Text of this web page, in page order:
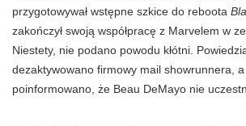
przygotowywał wstępne szkice do reboota
zakończył swoją współpracę z Marvelem w
Niestety, nie podano powodu kłótni.
dezaktywowano firmowy mail showrunnera, a
poinformowano, że Beau DeMayo nie